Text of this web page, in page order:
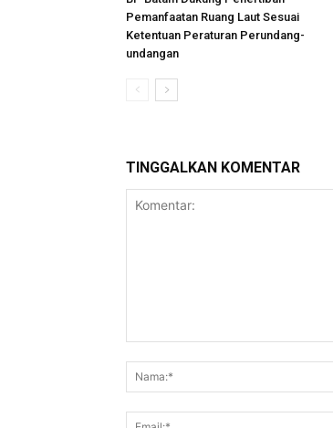
Pemanfaatan Ruang Laut Sesuai
Ketentuan Peraturan Perundang-
undangan
TINGGALKAN KOMENTAR